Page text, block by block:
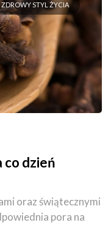
ZDROWY STYL ŻYCIA
co dzień
oraz świątecznymi
pora na